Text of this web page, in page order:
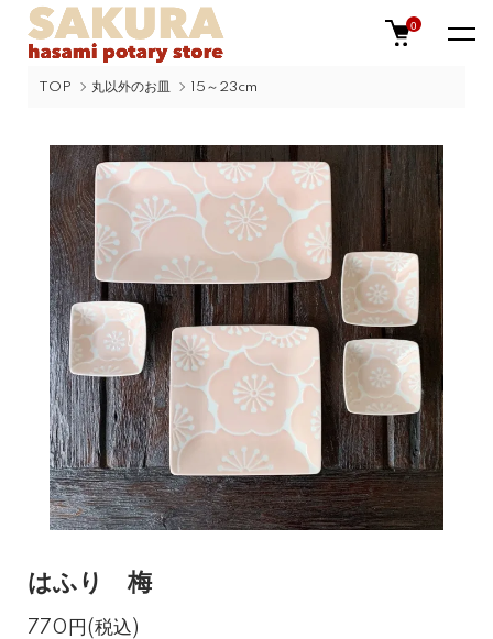
0
TOP 丸以外のお皿 15～23cm
はふり 梅
770円(税込)